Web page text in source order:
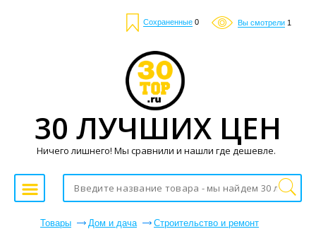
Сохраненные 0 Вы смотрели 1
Товары Дом и дача
Строительство и ремонт
30 ЛУЧШИХ ЦЕН
Ничего лишнего! Мы сравнили и нашли где дешевле.